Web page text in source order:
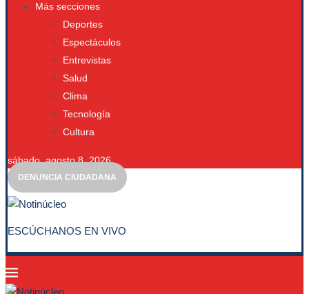
Más secciones
Deportes
Espectáculos
Entrevistas
Salud
Clima
Tecnología
Cultura
sábado, agosto 8, 2026
DENUNCIA CIUDADANA
ESCÚCHANOS EN VIVO